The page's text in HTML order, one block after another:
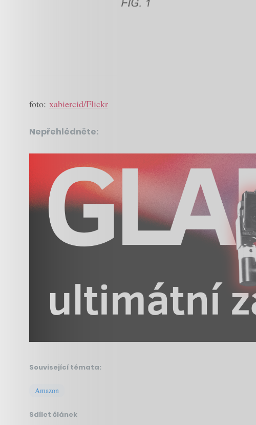
foto: xabiercid/Flickr
Nepřehlédněte:
Související témata:
Amazon
Sdílet článek